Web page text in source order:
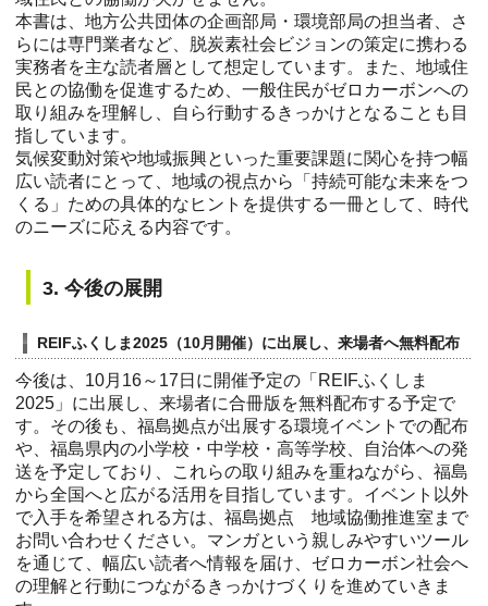
本書は、地方公共団体の企画部局・環境部局の担当者、さ
らには専門業者など、脱炭素社会ビジョンの策定に携わる
実務者を主な読者層として想定しています。また、地域住
民との協働を促進するため、一般住民がゼロカーボンへの
取り組みを理解し、自ら行動するきっかけとなることも目
指しています。
気候変動対策や地域振興といった重要課題に関心を持つ幅
広い読者にとって、地域の視点から「持続可能な未来をつ
くる」ための具体的なヒントを提供する一冊として、時代
のニーズに応える内容です。
3. 今後の展開
REIFふくしま2025（10月開催）に出展し、来場者へ無料配布
今後は、10月16～17日に開催予定の「REIFふくしま
2025」に出展し、来場者に合冊版を無料配布する予定で
す。その後も、福島拠点が出展する環境イベントでの配布
や、福島県内の小学校・中学校・高等学校、自治体への発
送を予定しており、これらの取り組みを重ねながら、福島
から全国へと広がる活用を目指しています。イベント以外
で入手を希望される方は、福島拠点 地域協働推進室まで
お問い合わせください。マンガという親しみやすいツール
を通じて、幅広い読者へ情報を届け、ゼロカーボン社会へ
の理解と行動につながるきっかけづくりを進めていきま